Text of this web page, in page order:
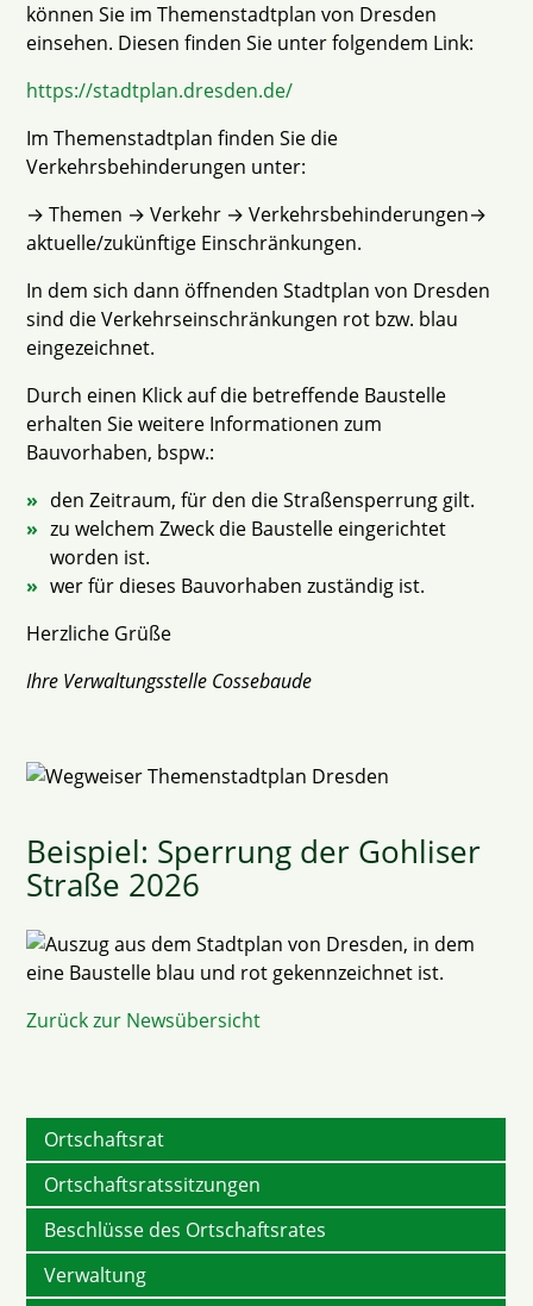
können Sie im Themenstadtplan von Dresden
einsehen. Diesen finden Sie unter folgendem Link:
https://stadtplan.dresden.de/
Im Themenstadtplan finden Sie die
Verkehrsbehinderungen unter:
→ Themen → Verkehr → Verkehrsbehinderungen→
aktuelle/zukünftige Einschränkungen.
In dem sich dann öffnenden Stadtplan von Dresden
sind die Verkehrseinschränkungen rot bzw. blau
eingezeichnet.
Durch einen Klick auf die betreffende Baustelle
erhalten Sie weitere Informationen zum
Bauvorhaben, bspw.:
den Zeitraum, für den die Straßensperrung gilt.
zu welchem Zweck die Baustelle eingerichtet
worden ist.
wer für dieses Bauvorhaben zuständig ist.
Herzliche Grüße
Ihre Verwaltungsstelle Cossebaude
Beispiel: Sperrung der Gohliser
Straße 2026
Zurück zur Newsübersicht
Ortschaftsrat
Ortschaftsratssitzungen
Beschlüsse des Ortschaftsrates
Verwaltung